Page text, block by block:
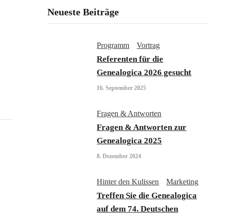
Neueste Beiträge
Programm Vortrag
Referenten für die
Genealogica 2026 gesucht
16. September 2025
Fragen & Antworten
Fragen & Antworten zur
Genealogica 2025
8. Dezember 2024
Hinter den Kulissen Marketing
Treffen Sie die Genealogica
auf dem 74. Deutschen